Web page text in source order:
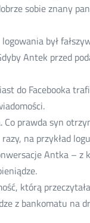
sobie znany
był
Antek przed
do Facebooka
Co prawda syn
na przykład
Antka –
którą
z bankomatu na